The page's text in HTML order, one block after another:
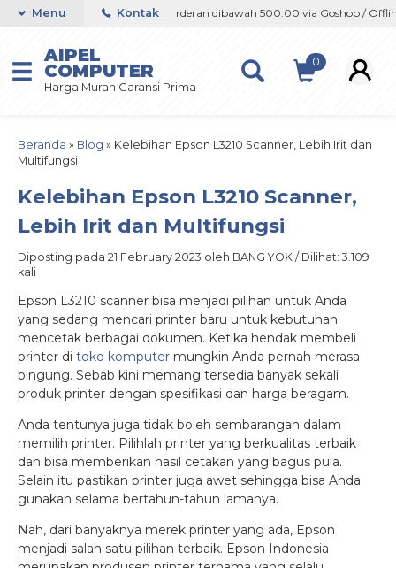
Offline / Marketplace Orderan dibawah 500.00 via Goshop / Offline
Menu Kontak
AIPEL
COMPUTER
Harga Murah Garansi Prima
0
Beranda » Blog » Kelebihan Epson L3210 Scanner, Lebih Irit dan
Multifungsi
Kelebihan Epson L3210 Scanner,
Lebih Irit dan Multifungsi
Diposting pada 21 February 2023 oleh BANG YOK / Dilihat: 3.109
kali
Epson L3210 scanner bisa menjadi pilihan untuk Anda
yang sedang mencari printer baru untuk kebutuhan
mencetak berbagai dokumen. Ketika hendak membeli
printer di toko komputer mungkin Anda pernah merasa
bingung. Sebab kini memang tersedia banyak sekali
produk printer dengan spesifikasi dan harga beragam.
Anda tentunya juga tidak boleh sembarangan dalam
memilih printer. Pilihlah printer yang berkualitas terbaik
dan bisa memberikan hasil cetakan yang bagus pula.
Selain itu pastikan printer juga awet sehingga bisa Anda
gunakan selama bertahun-tahun lamanya.
Nah, dari banyaknya merek printer yang ada, Epson
menjadi salah satu pilihan terbaik. Epson Indonesia